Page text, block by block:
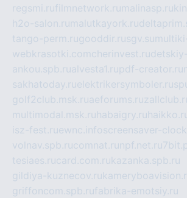
regsmi.rufilmnetwork.ru malinasp.ru
h2o-salon.ru malutkayork.ru
tango-perm.rugooddir.rusgv.su
webkrasotki.comcherinvest.ru
ankou.spb.rualvesta1.rupdf-creator.ru
sakhatoday.ruelektrikersymboler.ru
golf2club.msk.ruaeforums.ru
multimodal.msk.ru habaigry.ru
isz-fest.ruewnc.infoscreensaver-
volnav.spb.rucomnat.ru npf.net.ru
tesiaes.rucard.com.rukazanka.spb.ru
gildiya-kuznecov.ru
griffoncom.spb.rufabrika-emotsiy.ru